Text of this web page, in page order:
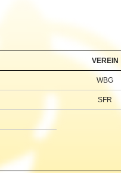
VEREIN
WBG
SFR